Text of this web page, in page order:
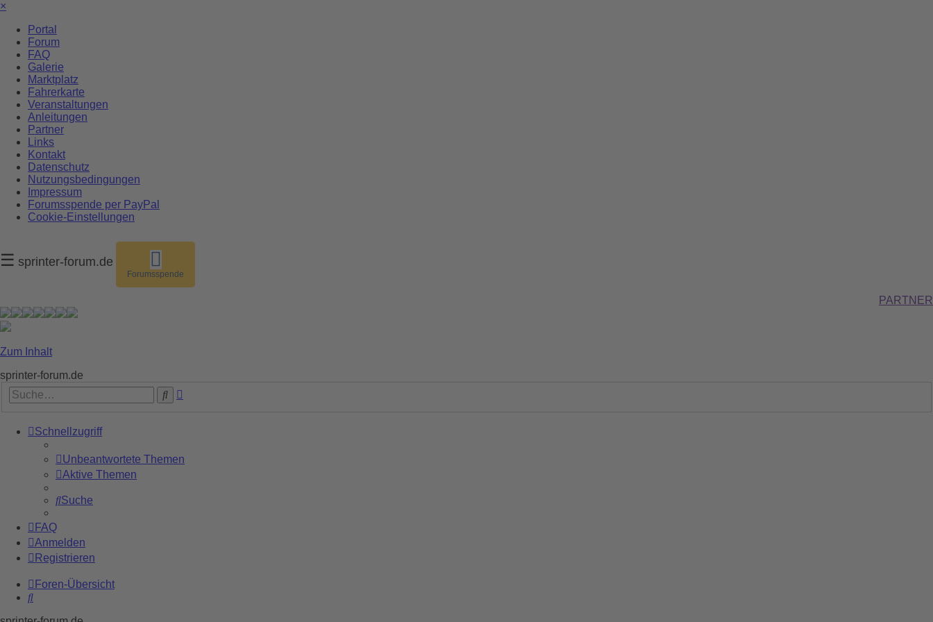
×
Portal
Forum
FAQ
Galerie
Marktplatz
Fahrerkarte
Veranstaltungen
Anleitungen
Partner
Links
Kontakt
Datenschutz
Nutzungsbedingungen
Impressum
Forumsspende per PayPal
Cookie-Einstellungen
☰ sprinter-forum.de
Forumsspende
PARTNER
Zum Inhalt
sprinter-forum.de
Suche
Schnellzugriff
Unbeantwortete Themen
Aktive Themen
Suche
FAQ
Anmelden
Registrieren
Foren-Übersicht
Suche